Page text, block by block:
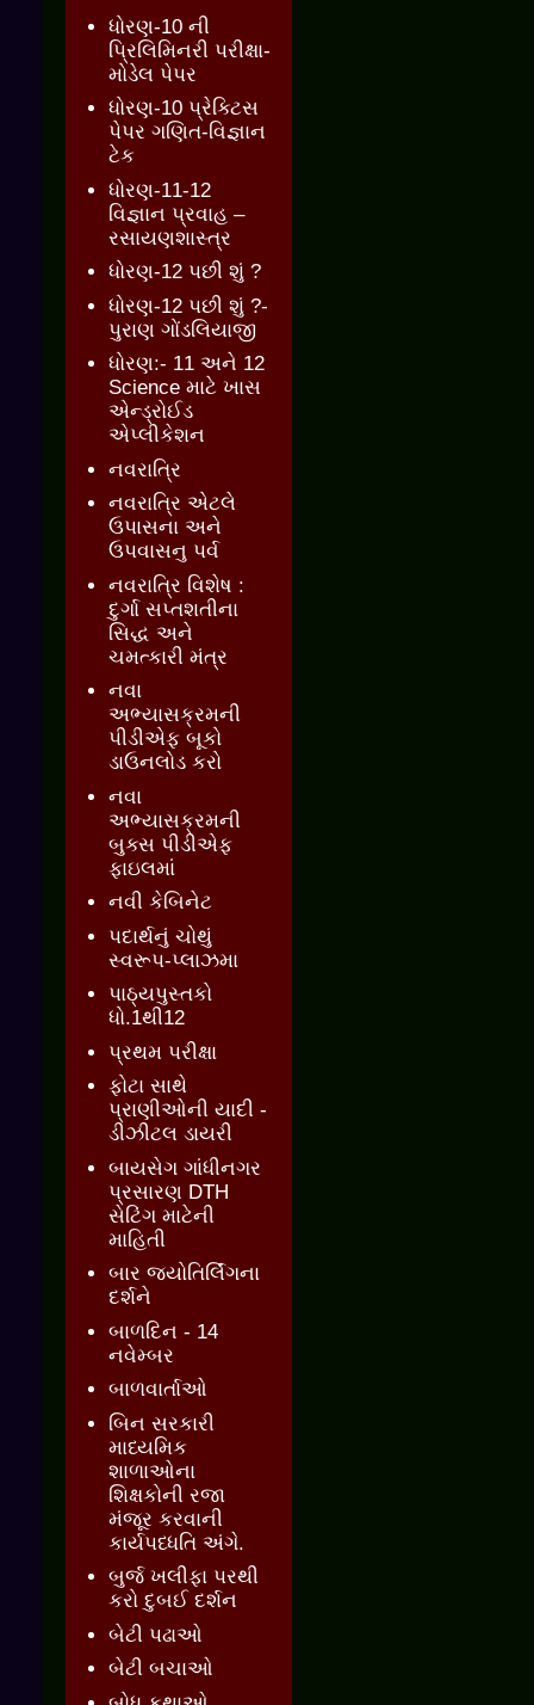
ધોરણ-10 ની
પ્રિલિમિનરી પરીક્ષા-
મોડેલ પેપર
ધોરણ-10 પ્રેક્ટિસ
પેપર ગણિત-વિજ્ઞાન
ટેક
ધોરણ-11-12
વિજ્ઞાન પ્રવાહ –
રસાયણશાસ્ત્ર
ધોરણ-12 પછી શું ?
ધોરણ-12 પછી શું ?-
પુરાણ ગોંડલિયાજી
ધોરણ:- 11 અને 12
Science માટે ખાસ
એન્ડ્રોઈડ
એપ્લીકેશન
નવરાત્રિ
નવરાત્રિ એટલે
ઉપાસના અને
ઉપવાસનુ પર્વ
નવરાત્રિ વિશેષ :
દુર્ગા સપ્તશતીના
સિદ્ધ અને
ચમત્કારી મંત્ર
નવા
અભ્યાસક્રમની
પીડીએફ બૂકો
ડાઉનલોડ કરો
નવા
અભ્યાસક્રમની
બુક્સ પીડીએફ
ફાઇલમાં
નવી કેબિનેટ
પદાર્થનું ચોથું
સ્વરૂપ-પ્લાઝમા
પાઠ્યપુસ્તકો
ધો.1થી12
પ્રથમ પરીક્ષા
ફોટા સાથે
પ્રાણીઓની યાદી -
ડીઝીટલ ડાયરી
બાયસેગ ગાંધીનગર
પ્રસારણ DTH
સેટિંગ માટેની
માહિતી
બાર જ્‍યોતિર્લિંગના
દર્શને
બાળદિન - 14
નવેમ્બર
બાળવાર્તાઓ
બિન સરકારી
માધ્યમિક
શાળાઓના
શિક્ષકોની રજા
મંજૂર કરવાની
કાર્યપધ્ધતિ અંગે.
બુર્જ ખલીફા પરથી
કરો દુબઈ દર્શન
બેટી પઢાઓ
બેટી બચાઓ